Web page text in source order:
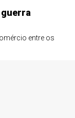
entre os